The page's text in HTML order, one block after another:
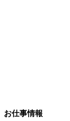
お仕事情報